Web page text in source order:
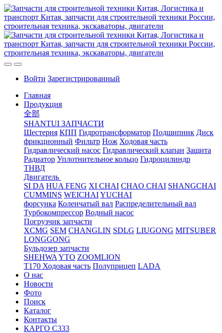
Войти Зарегистрированный
Главная
Продукция
全部
SHANTUI ЗАПЧАСТИ
Шестерня КПП Гидротрансформатор Подшипник Диск
фрикционный Фильтр Нож Ходовая часть
Гидравлический насос Гидравлический клапан Защита
Радиатор Уплотнительное кольцо Гидроцилиндр
ТНВД
Двигатель
SI DA HUA FENG XI CHAI CHAO CHAI SHANGCHAI
CUMMINS WEICHAIYUCHAI
форсунка Коленчатый вал Распределительный вал
Турбокомпрессор Водный насос
Погрузчик запчасти
XCMG SEM CHANGLIN SDLG LIUGONG MITSUBER
LONGGONG
Бульдозер запчасти
SHEHWA YTO ZOOMLION
T170 Ходовая часть Полуприцеп LADA
О нас
Новости
Фото
Поиск
Каталог
Контакты
КАРГО С333